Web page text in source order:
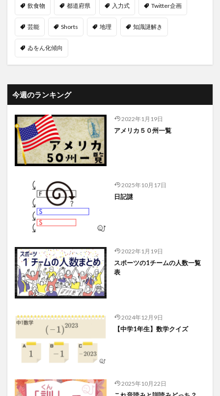
飲食物 都道府県 入力式 Twitter企画
芸能 Shorts 地理 知識謎解き
ゐをん化傾向
今週のランキング
2022年1月19日
アメリカ５０州一覧
2025年10月17日
日記謎
2022年1月19日
スポーツの1チームの人数一覧
表
2024年12月9日
【中学1年生】数学クイズ
2025年10月22日